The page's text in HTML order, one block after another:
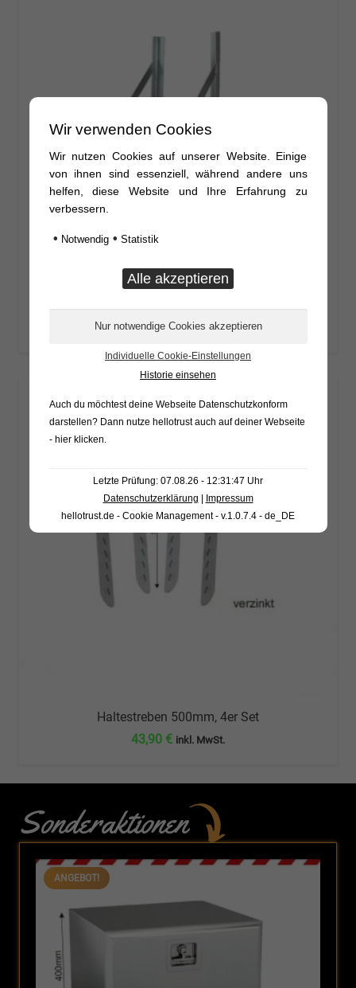
Winkelkonsolen-Paar 350mm x 350mm
53,55 € inkl. MwSt.
Haltestreben 500mm, 4er Set
43,90 € inkl. MwSt.
Sonderaktionen
ANGEBOT!
Wir verwenden Cookies
Wir nutzen Cookies auf unserer Website. Einige
von ihnen sind essenziell, während andere uns
helfen, diese Website und Ihre Erfahrung zu
verbessern.
• Notwendig • Statistik
Individuelle Cookie-Einstellungen
Historie einsehen
Auch du möchtest deine Webseite Datenschutzkonform
darstellen? Dann nutze hellotrust auch auf deiner Webseite
- hier klicken.
Letzte Prüfung: 07.08.26 - 12:31:47 Uhr
Datenschutzerklärung
Impressum
hellotrust.de - Cookie Management - v.1.0.7.4 - de_DE